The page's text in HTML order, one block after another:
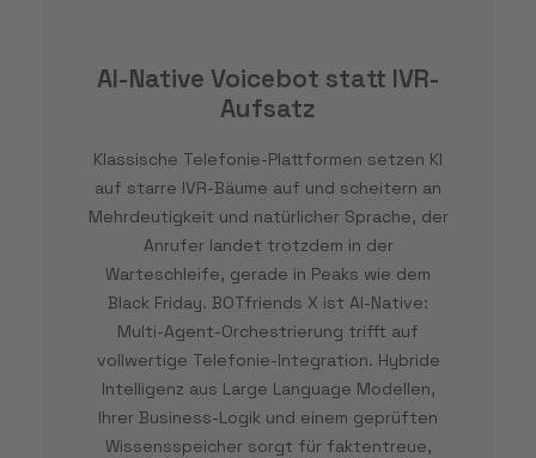
AI-Native Voicebot statt IVR-
Aufsatz
Klassische Telefonie-Plattformen setzen KI
auf starre IVR-Bäume auf und scheitern an
Mehrdeutigkeit und natürlicher Sprache, der
Anrufer landet trotzdem in der
Warteschleife, gerade in Peaks wie dem
Black Friday. BOTfriends X ist AI-Native:
Multi-Agent-Orchestrierung trifft auf
vollwertige Telefonie-Integration. Hybride
Intelligenz aus Large Language Modellen,
Ihrer Business-Logik und einem geprüften
Wissensspeicher sorgt für faktentreue,